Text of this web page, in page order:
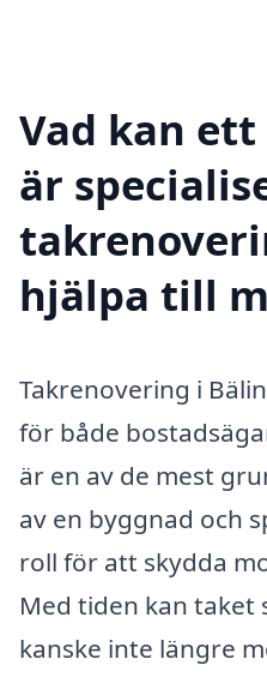
Vad kan
är
hjälpa till
Takrenovering i
för både
är en av de mest
av en byggnad och
roll för att skydda
Med tiden kan taket
kanske inte längre